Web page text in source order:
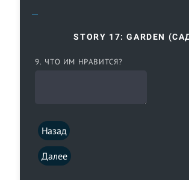
STORY 17: GARDEN
9. ЧТО ИМ НРАВИТСЯ?
Назад
Далее